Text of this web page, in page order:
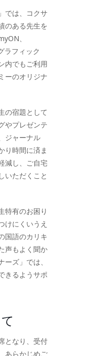
では、コクサ
のある先生を
、
ラフィック
内でもご利用
ーのオリジナ
の宿題として
やプレゼンテ
ジャーナル
り時間に済ま
減し、ご自宅
いただくこと
特有のお困り
けにくいうえ
国語のカリキ
声もよく聞か
ズ」では、
きるようサポ
となり、受付
あらかじめご